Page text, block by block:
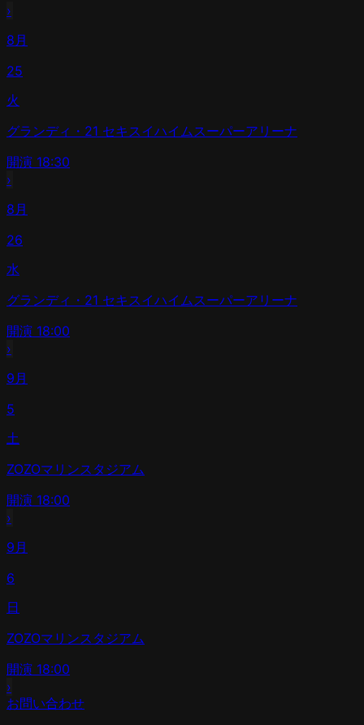
›
8月
25
火
グランディ・21 セキスイハイムスーパーアリーナ
開演 18:30
›
8月
26
水
グランディ・21 セキスイハイムスーパーアリーナ
開演 18:00
›
9月
5
土
ZOZOマリンスタジアム
開演 18:00
›
9月
6
日
ZOZOマリンスタジアム
開演 18:00
›
お問い合わせ